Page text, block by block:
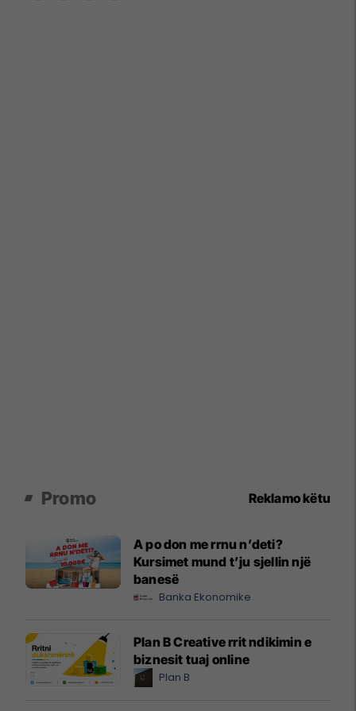
Promo Reklamo këtu
A po don me rrnu n’deti?
Kursimet mund t’ju sjellin një
banesë
Banka Ekonomike
Plan B Creative rrit ndikimin e
biznesit tuaj online
Plan B